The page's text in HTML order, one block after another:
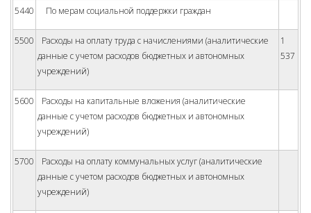
5440 По мерам социальной поддержки граждан
5500
Расходы на оплату труда с начислениями (аналитические
данные с учетом расходов бюджетных и автономных
учреждений)
1
537
5600
Расходы на капитальные вложения (аналитические
данные с учетом расходов бюджетных и автономных
учреждений)
5700
Расходы на оплату коммунальных услуг (аналитические
данные с учетом расходов бюджетных и автономных
учреждений)